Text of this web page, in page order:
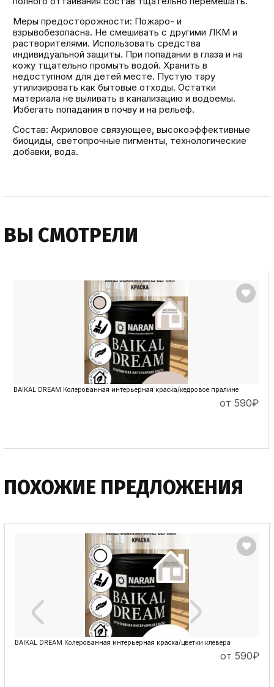
Меры предосторожности: Пожаро- и
взрывобезопасна. Не смешивать с другими ЛКМ и
растворителями. Использовать средства
индивидуальной защиты. При попадании в глаза и на
кожу тщательно промыть водой. Хранить в
недоступном для детей месте. Пустую тару
утилизировать как бытовые отходы. Остатки
материала не выливать в канализацию и водоемы.
Избегать попадания в почву и на рельеф.
Состав: Акриловое связующее, высокоэффективные
биоциды, светопрочные пигменты, технологические
добавки, вода.
ВЫ СМОТРЕЛИ
BAIKAL DREAM Колерованная интерьерная краска/кедровое пралине
от 590₽
ПОХОЖИЕ ПРЕДЛОЖЕНИЯ
BAIKAL DREAM Колерованная интерьерная краска/цветки клевера
от 590₽